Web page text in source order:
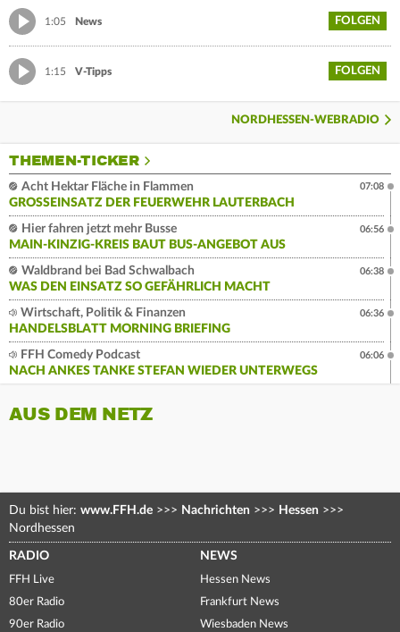
1:05 News FOLGEN
1:15 V-Tipps FOLGEN
NORDHESSEN-WEBRADIO
THEMEN-TICKER
Acht Hektar Fläche in Flammen
GROSSEINSATZ DER FEUERWEHR LAUTERBACH
07:08
Hier fahren jetzt mehr Busse
MAIN-KINZIG-KREIS BAUT BUS-ANGEBOT AUS
06:56
Waldbrand bei Bad Schwalbach
WAS DEN EINSATZ SO GEFÄHRLICH MACHT
06:38
Wirtschaft, Politik & Finanzen
HANDELSBLATT MORNING BRIEFING
06:36
FFH Comedy Podcast
NACH ANKES TANKE STEFAN WIEDER UNTERWEGS
06:06
AUS DEM NETZ
Du bist hier: www.FFH.de >>> Nachrichten >>> Hessen >>>
Nordhessen
RADIO
FFH Live
80er Radio
90er Radio
NEWS
Hessen News
Frankfurt News
Wiesbaden News